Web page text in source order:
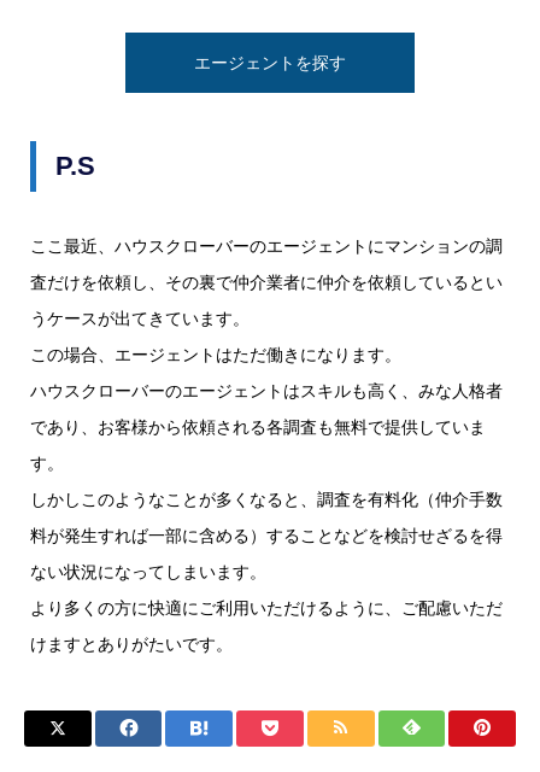
エージェントを探す
P.S
ここ最近、ハウスクローバーのエージェントにマンションの調
査だけを依頼し、その裏で仲介業者に仲介を依頼しているとい
うケースが出てきています。
この場合、エージェントはただ働きになります。
ハウスクローバーのエージェントはスキルも高く、みな人格者
であり、お客様から依頼される各調査も無料で提供していま
す。
しかしこのようなことが多くなると、調査を有料化（仲介手数
料が発生すれば一部に含める）することなどを検討せざるを得
ない状況になってしまいます。
より多くの方に快適にご利用いただけるように、ご配慮いただ
けますとありがたいです。